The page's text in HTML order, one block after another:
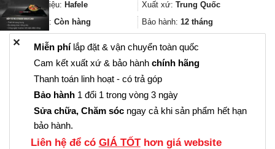
426.000₫.là:
319.000₫.
Thương hiệu: Hafele Xuất xứ: Trung Quốc
Trạng thái: Còn hàng Bảo hành: 12 tháng
Miễn phílắp đặt & vận chuyển toàn quốc
Cam kết xuất xứ & bảo hành chính hãng
Thanh toán linh hoạt - có trả góp
Bảo hành 1 đổi 1 trong vòng 3 ngày
Sửa chữa, Chăm sóc ngay cả khi sản phẩm hết hạn
bảo hành.
Liên hệ để có GIÁ TỐThơn giá website
✕